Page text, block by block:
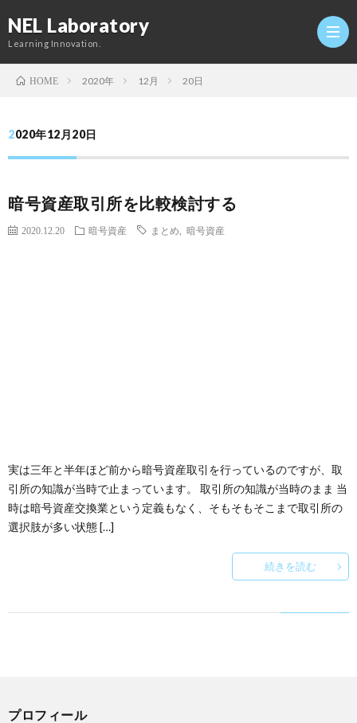
NEL Laboratory
Learning Innovation.
研
HOME 2020年 12月 20日
2020年12月20日
暗号資産取引所を比較検討する
2020.12.20 暗号資産 まとめ 暗号資産
実は三年と半年ほど前から暗号資産取引を行っているのですが、取
引所の知識が当時で止まっています。 取引所の知識が当時のまま 当
時は暗号資産交換業という定義もなく、そもそもそこまで取引所の
選択肢が多い状態 […]
続きを読む
プロフィール